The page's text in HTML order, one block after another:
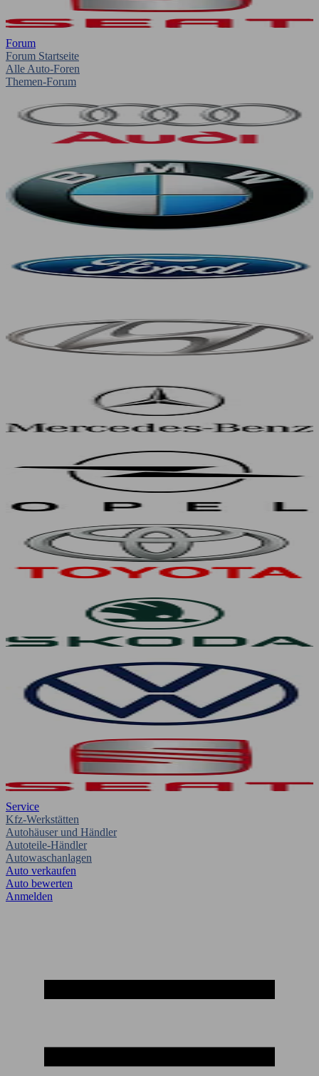
Forum
Forum Startseite
Alle Auto-Foren
Themen-Forum
Service
Kfz-Werkstätten
Autohäuser und Händler
Autoteile-Händler
Autowaschanlagen
Auto verkaufen
Auto bewerten
Anmelden